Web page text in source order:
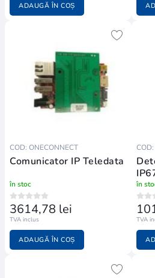
ADAUGĂ ÎN COȘ
COD: ONECONNECT
Comunicator IP Teledata
în stoc
3614,78 lei
TVA inclus
ADAUGĂ ÎN COȘ
în
TVA